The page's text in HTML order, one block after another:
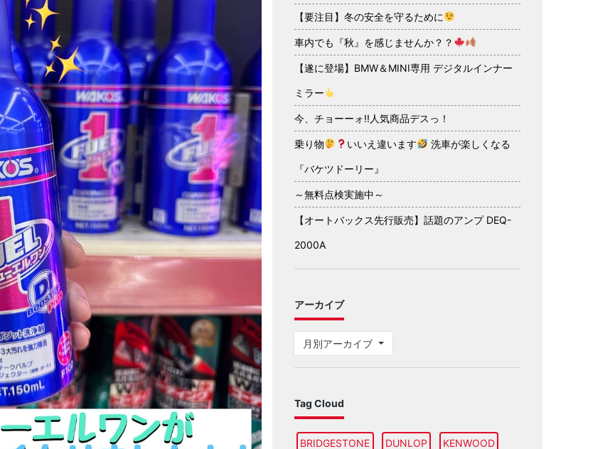
【要注目】冬の安全を守るために
車内でも『秋』を感じませんか？？
【遂に登場】BMW＆MINI専用 デジタルインナー
ミラー
今、チョーーォ!!人気商品デスっ！
乗り物 いいえ違います 洗車が楽しくなる
『バケツドーリー』
～無料点検実施中～
【オートバックス先行販売】話題のアンプ DEQ-
2000A
アーカイブ
月別アーカイブ
Tag Cloud
BRIDGESTONE DUNLOP KENWOOD